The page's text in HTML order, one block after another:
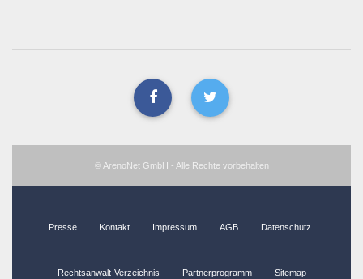
© ArenoNet GmbH - Alle Rechte vorbehalten
Presse Kontakt Impressum AGB Datenschutz
Rechtsanwalt-Verzeichnis Partnerprogramm Sitemap